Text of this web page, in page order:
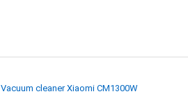
Vacuum cleaner Xiaomi CM1300W